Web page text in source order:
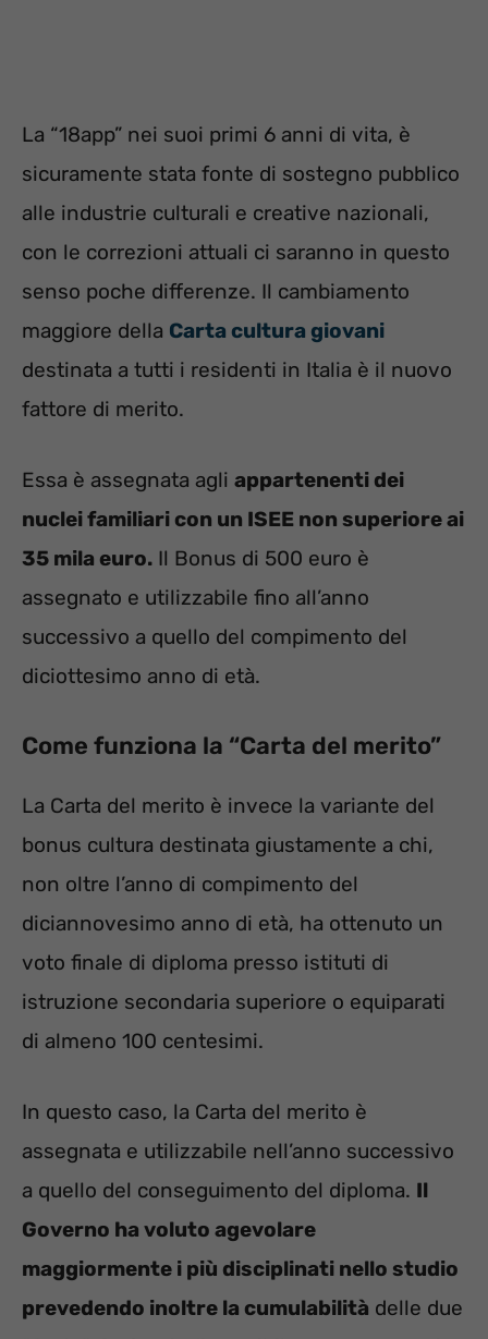
La “18app” nei suoi primi 6 anni di vita, è
sicuramente stata fonte di sostegno pubblico
alle industrie culturali e creative nazionali,
con le correzioni attuali ci saranno in questo
senso poche differenze. Il cambiamento
maggiore della Carta cultura giovani
destinata a tutti i residenti in Italia è il nuovo
fattore di merito.
Essa è assegnata agli appartenenti dei
nuclei familiari con un ISEE non superiore ai
35 mila euro. Il Bonus di 500 euro è
assegnato e utilizzabile fino all’anno
successivo a quello del compimento del
diciottesimo anno di età.
Come funziona la “Carta del merito”
La Carta del merito è invece la variante del
bonus cultura destinata giustamente a chi,
non oltre l’anno di compimento del
diciannovesimo anno di età, ha ottenuto un
voto finale di diploma presso istituti di
istruzione secondaria superiore o equiparati
di almeno 100 centesimi.
In questo caso, la Carta del merito è
assegnata e utilizzabile nell’anno successivo
a quello del conseguimento del diploma. Il
Governo ha voluto agevolare
maggiormente i più disciplinati nello studio
prevedendo inoltre la cumulabilità delle due